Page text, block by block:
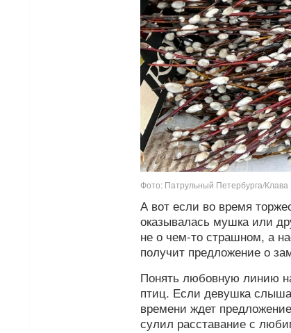
Фото: Патрульный Петербурга/Клава
А вот если во время
оказывалась мушка или
не о чем-то страшном, а
получит предложение о
Понять любовную линию
птиц. Если девушка
времени ждет
сулил расставание с